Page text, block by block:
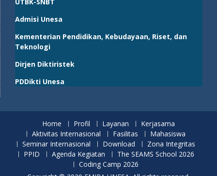
Admisi Unesa
Kementerian Pendidikan, Kebudayaan, Riset, dan
Teknologi
Dirjen Diktiristek
PDDikti Unesa
Home Profil Layanan
Kerjasama
Aktivitas Internasional
Fasilitas
Mahasiswa
Seminar Internasional
Download
Zona Integritas
PPID
Agenda Kegiatan
The SEAMS School 2026
Coding Camp 2026